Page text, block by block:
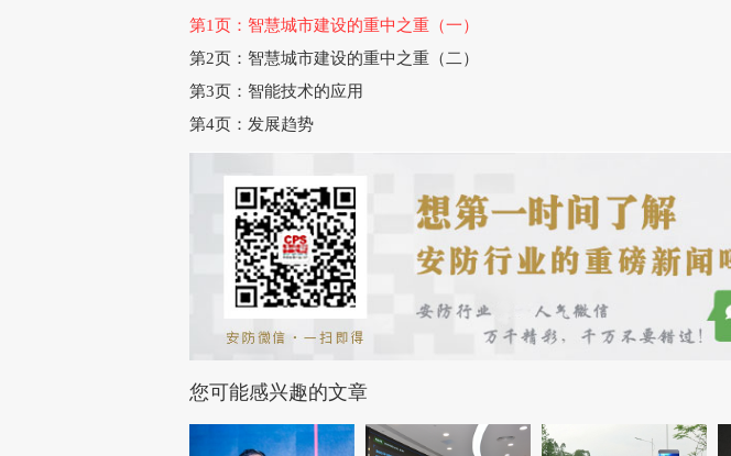
第1页：智慧城市建设的重中之重（一）
第2页：智慧城市建设的重中之重（二）
第3页：智能技术的应用
第4页：发展趋势
您可能感兴趣的文章